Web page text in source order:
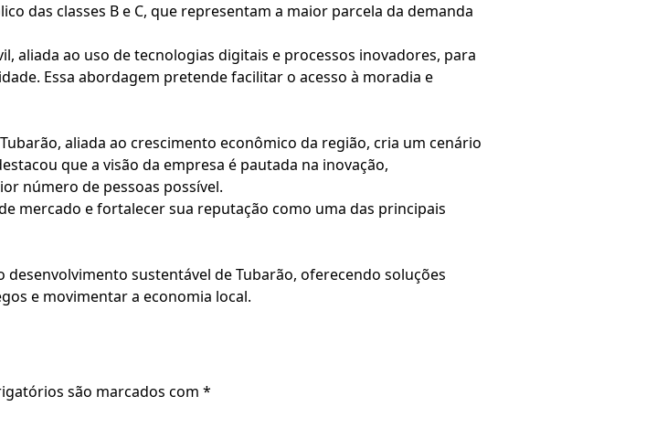
das classes B e C, que representam a maior parcela da demanda
aliada ao uso de tecnologias digitais e processos inovadores, para
Essa abordagem pretende facilitar o acesso à moradia e
aliada ao crescimento econômico da região, cria um cenário
que a visão da empresa é pautada na inovação,
número de pessoas possível.
mercado e fortalecer sua reputação como uma das principais
sustentável de Tubarão, oferecendo soluções
e movimentar a economia local.
são marcados com *